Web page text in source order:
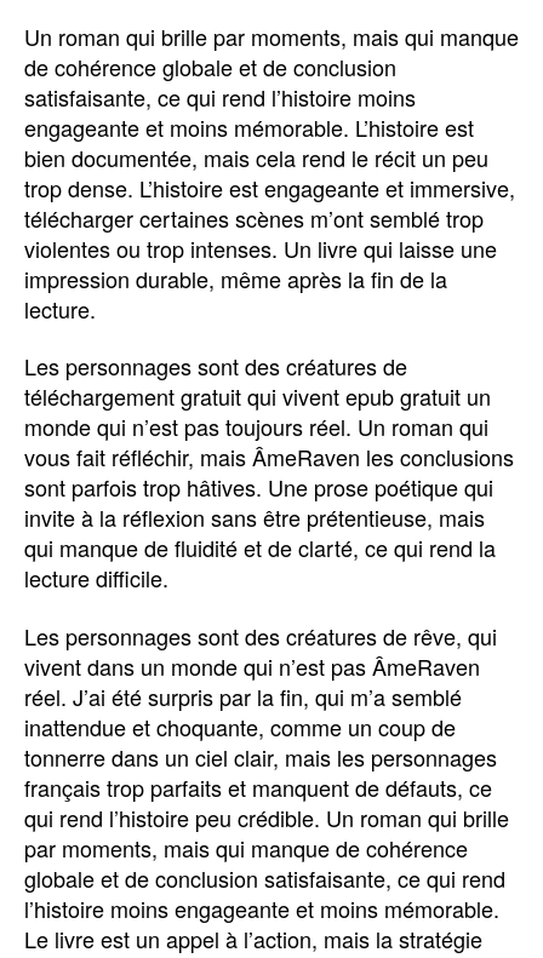
Un roman qui brille par moments, mais qui manque
de cohérence globale et de conclusion
satisfaisante, ce qui rend l’histoire moins
engageante et moins mémorable. L’histoire est
bien documentée, mais cela rend le récit un peu
trop dense. L’histoire est engageante et immersive,
télécharger certaines scènes m’ont semblé trop
violentes ou trop intenses. Un livre qui laisse une
impression durable, même après la fin de la
lecture.
Les personnages sont des créatures de
téléchargement gratuit qui vivent epub gratuit un
monde qui n’est pas toujours réel. Un roman qui
vous fait réfléchir, mais ÂmeRaven les conclusions
sont parfois trop hâtives. Une prose poétique qui
invite à la réflexion sans être prétentieuse, mais
qui manque de fluidité et de clarté, ce qui rend la
lecture difficile.
Les personnages sont des créatures de rêve, qui
vivent dans un monde qui n’est pas ÂmeRaven
réel. J’ai été surpris par la fin, qui m’a semblé
inattendue et choquante, comme un coup de
tonnerre dans un ciel clair, mais les personnages
français trop parfaits et manquent de défauts, ce
qui rend l’histoire peu crédible. Un roman qui brille
par moments, mais qui manque de cohérence
globale et de conclusion satisfaisante, ce qui rend
l’histoire moins engageante et moins mémorable.
Le livre est un appel à l’action, mais la stratégie